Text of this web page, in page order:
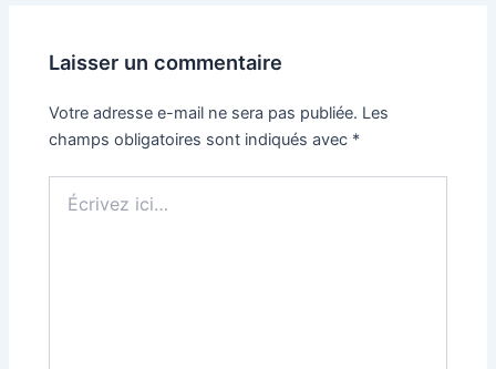
Laisser un commentaire
Votre adresse e-mail ne sera pas publiée. Les
champs obligatoires sont indiqués avec *
ici…